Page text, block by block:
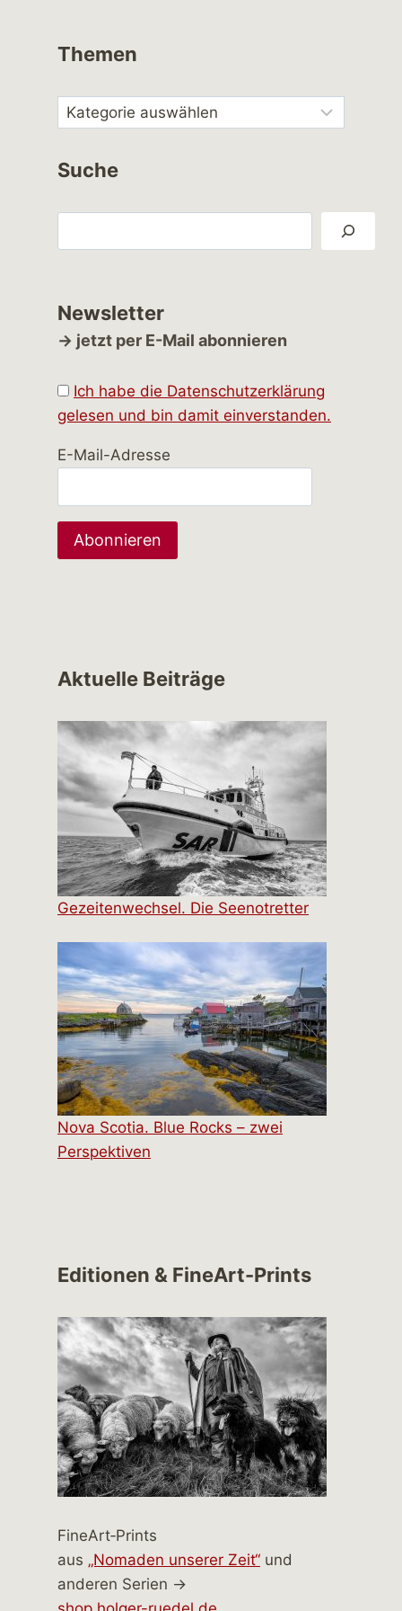
Themen
Suche
Newsletter
→ jetzt per E-Mail abonnieren
Ich habe die Datenschutzerklärung
gelesen und bin damit einverstanden.
E-Mail-Adresse
Aktuelle Beiträge
Gezeitenwechsel. Die Seenotretter
Nova Scotia. Blue Rocks – zwei
Perspektiven
Editionen & FineArt-Prints
FineArt‑Prints
aus „Nomaden unserer Zeit“ und
anderen Serien →